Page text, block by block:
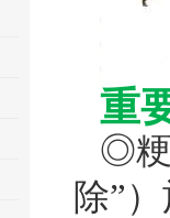
重
◎粳
除”